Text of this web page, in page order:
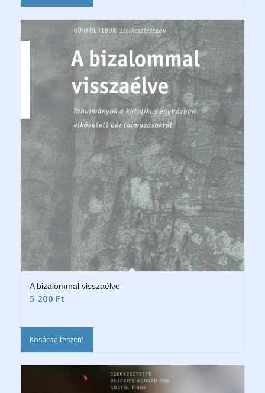
A bizalommal visszaélve
5 200 Ft
Kosárba teszem